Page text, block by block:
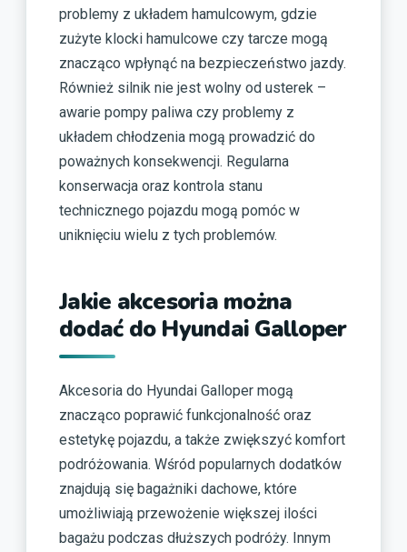
problemy z układem hamulcowym, gdzie
zużyte klocki hamulcowe czy tarcze mogą
znacząco wpłynąć na bezpieczeństwo jazdy.
Również silnik nie jest wolny od usterek –
awarie pompy paliwa czy problemy z
układem chłodzenia mogą prowadzić do
poważnych konsekwencji. Regularna
konserwacja oraz kontrola stanu
technicznego pojazdu mogą pomóc w
uniknięciu wielu z tych problemów.
Jakie akcesoria można
dodać do Hyundai Galloper
Akcesoria do Hyundai Galloper mogą
znacząco poprawić funkcjonalność oraz
estetykę pojazdu, a także zwiększyć komfort
podróżowania. Wśród popularnych dodatków
znajdują się bagażniki dachowe, które
umożliwiają przewożenie większej ilości
bagażu podczas dłuższych podróży. Innym